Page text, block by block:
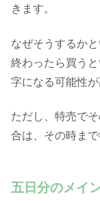
きます。
なぜそうするか
終わったら買う
字になる可能性が
ただし、特売で
合は、その時まで
五日分のメイ